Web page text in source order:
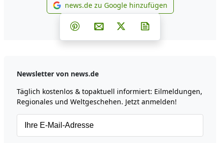
news.de zu Google
news.de zu Google hinzufügen
Teilen auf Facebook
Teilen auf Whatsapp
Teilen auf Telegram
Teilen auf Pinterest
Per E-Mail teilen
Post auf X
Newsletter von news.de
Täglich kostenlos & topaktuell informiert: Eilmeldungen,
Regionales und Weltgeschehen. Jetzt anmelden!